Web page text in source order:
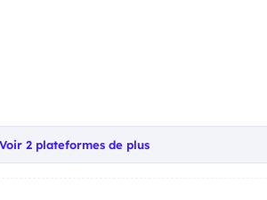
Voir 2 plateformes de plus